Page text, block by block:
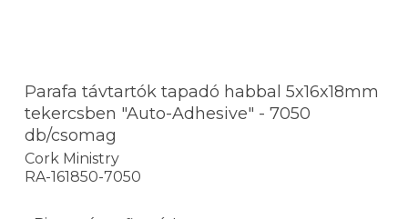
Parafa távtartók tapadó habbal 5x16x18mm
tekercsben "Auto-Adhesive" - 7050
db/csomag
Cork Ministry
RA-161850-7050